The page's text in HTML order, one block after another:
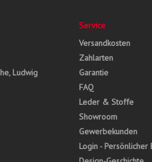
Ludwig
Service
Versandkosten
Zahlarten
Garantie
FAQ
Leder & Stoffe
Showroom
Gewerbekunden
Login - Persönlicher